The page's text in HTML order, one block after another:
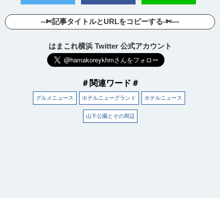
--✄記事タイトルとURLをコピーする-✄—
はまこれ横浜 Twitter 公式アカウント
＃関連ワード＃
グルメニュース ホテルニューグランド ホテルニュース
山下公園とその周辺